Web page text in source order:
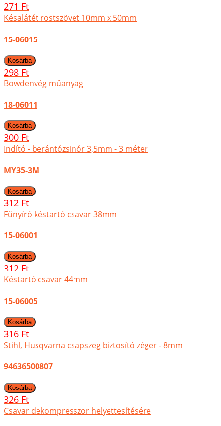
271 Ft
Késalátét rostszövet 10mm x 50mm
15-06015
298 Ft
Bowdenvég műanyag
18-06011
300 Ft
Indító - berántózsinór 3,5mm - 3 méter
MY35-3M
312 Ft
Fűnyíró késtartó csavar 38mm
15-06001
312 Ft
Késtartó csavar 44mm
15-06005
316 Ft
Stihl, Husqvarna csapszeg biztosító zéger - 8mm
94636500807
326 Ft
Csavar dekompresszor helyettesítésére